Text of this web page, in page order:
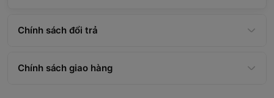
Chính sách đổi trả
Chính sách giao hàng